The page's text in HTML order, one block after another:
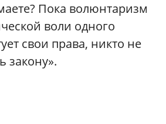
Пока волюнтаризм
воли одного
свои права, никто не
закону».